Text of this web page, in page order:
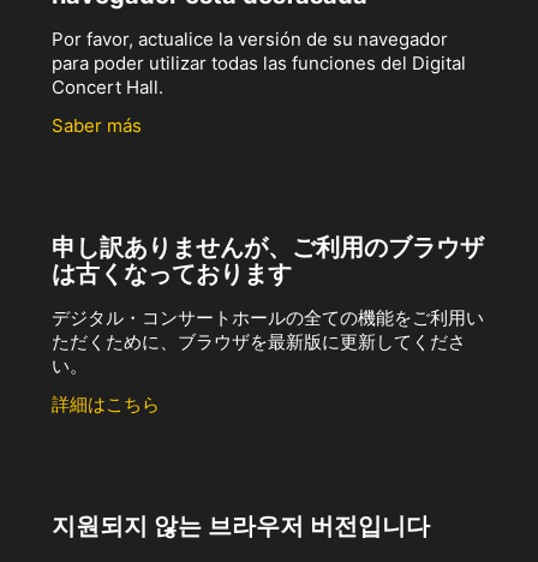
Por favor, actualice la versión de su navegador
para poder utilizar todas las funciones del Digital
Concert Hall.
Saber más
申し訳ありませんが、ご利用のブラウザ
は古くなっております
デジタル・コンサートホールの全ての機能をご利用い
ただくために、ブラウザを最新版に更新してくださ
い。
詳細はこちら
지원되지 않는 브라우저 버전입니다